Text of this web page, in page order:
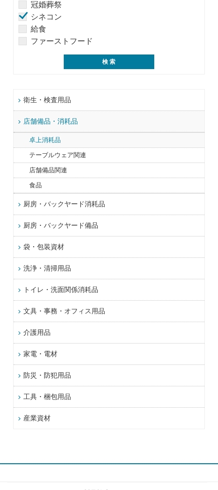
冠婚葬祭
シネコン
給食
ファーストフード
衛生・検査用品
店舗備品・消耗品
卓上消耗品
テーブルウェア関連
店舗備品関連
食品
厨房・バックヤード消耗品
厨房・バックヤード備品
袋・包装資材
洗浄・清掃用品
トイレ・洗面関係消耗品
文具・事務・オフィス用品
介護用品
家電・電材
防災・防犯用品
工具・梱包用品
産業資材